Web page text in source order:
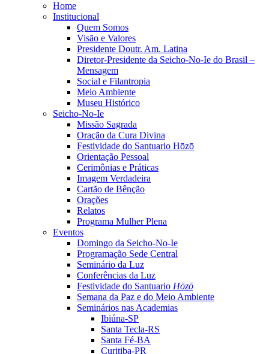
Home
Institucional
Quem Somos
Visão e Valores
Presidente Doutr. Am. Latina
Diretor-Presidente da Seicho-No-Ie do Brasil –
Mensagem
Social e Filantropia
Meio Ambiente
Museu Histórico
Seicho-No-Ie
Missão Sagrada
Oração da Cura Divina
Festividade do Santuario Hōzō
Orientação Pessoal
Cerimônias e Práticas
Imagem Verdadeira
Cartão de Bênção
Orações
Relatos
Programa Mulher Plena
Eventos
Domingo da Seicho-No-Ie
Programação Sede Central
Seminário da Luz
Conferências da Luz
Festividade do Santuario Hōzō
Semana da Paz e do Meio Ambiente
Seminários nas Academias
Ibiúna-SP
Santa Tecla-RS
Santa Fé-BA
Curitiba-PR